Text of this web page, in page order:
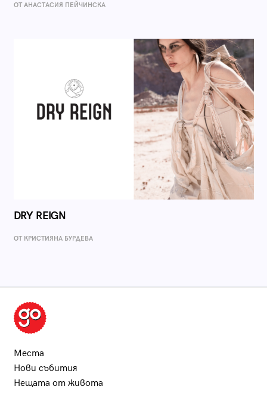
ОТ AНАСТАСИЯ ПЕЙЧИНСКА
DRY REIGN
ОТ КРИСТИЯНА БУРДЕВА
Места
Нови събития
Нещата от живота